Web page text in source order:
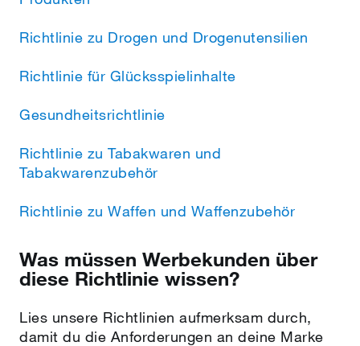
Richtlinie zu Drogen und Drogenutensilien
Richtlinie für Glücksspielinhalte
Gesundheitsrichtlinie
Richtlinie zu Tabakwaren und
Tabakwarenzubehör
Richtlinie zu Waffen und Waffenzubehör
Was müssen Werbekunden über
diese Richtlinie wissen?
Lies unsere Richtlinien aufmerksam durch,
damit du die Anforderungen an deine Marke